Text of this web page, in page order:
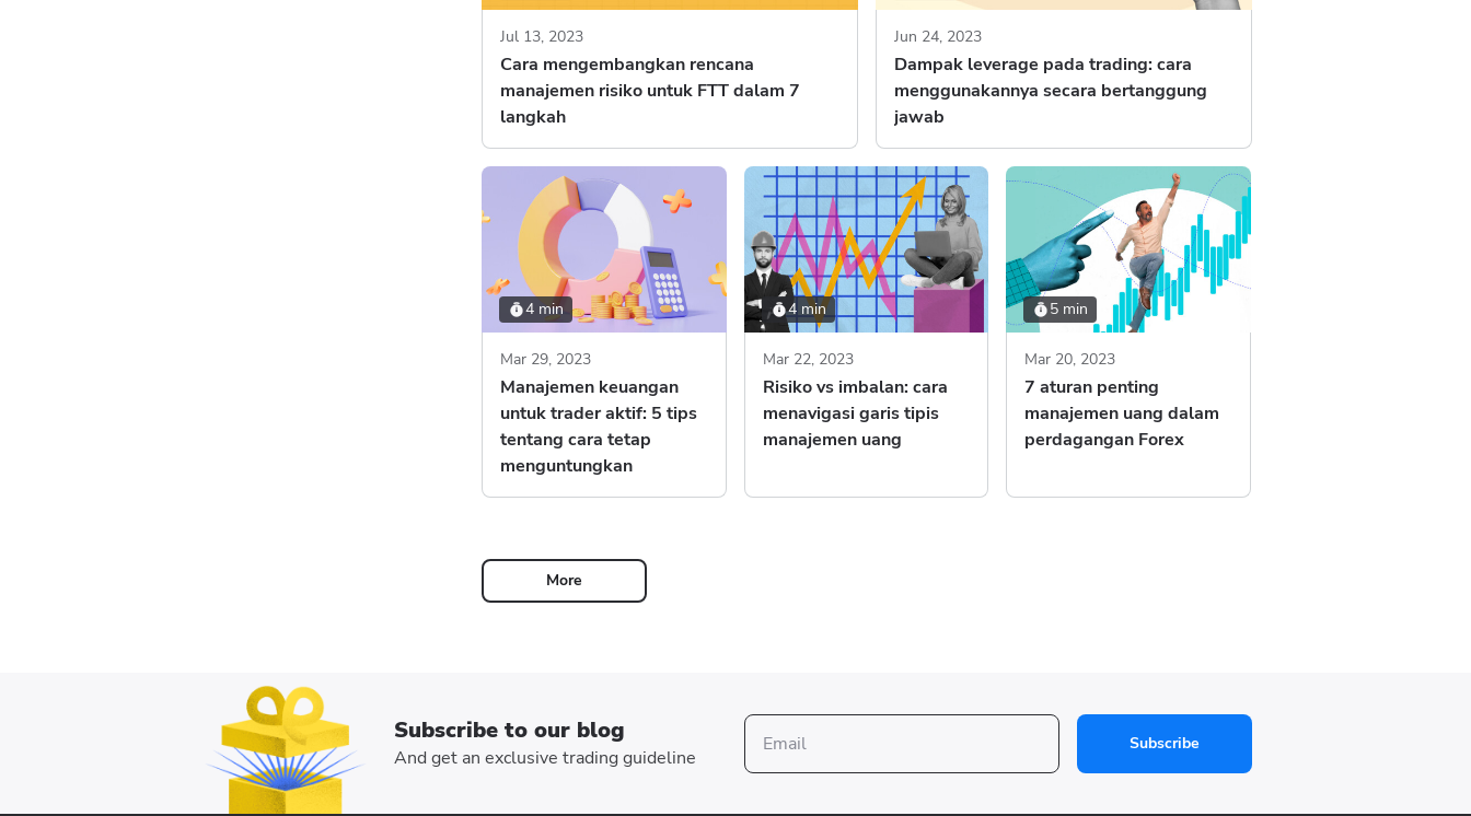
Jul 13, 2023
Cara mengembangkan rencana
manajemen risiko untuk FTT dalam 7
langkah
Jun 24, 2023
Dampak leverage pada trading: cara
menggunakannya secara bertanggung
jawab
4 min
Mar 29, 2023
Manajemen keuangan
untuk trader aktif: 5 tips
tentang cara tetap
menguntungkan
4 min
Mar 22, 2023
Risiko vs imbalan: cara
menavigasi garis tipis
manajemen uang
5 min
Mar 20, 2023
7 aturan penting
manajemen uang dalam
perdagangan Forex
More
Subscribe to our blog
And get an exclusive trading guideline
Subscribe